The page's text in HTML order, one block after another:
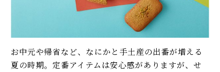
お中元や帰省など、なにかと手土産の出番が増える
夏の時期。定番アイテムは安心感がありますが、せ